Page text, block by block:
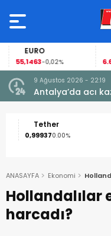
EURO
55,1463-0,02%
50
9 Ağustos 2026 - 22:19
Antalya’da acı
kaybetti
Tether
0,999370.00%
ANASAYFA Ekonomi
Hollandalılar
harcadı?